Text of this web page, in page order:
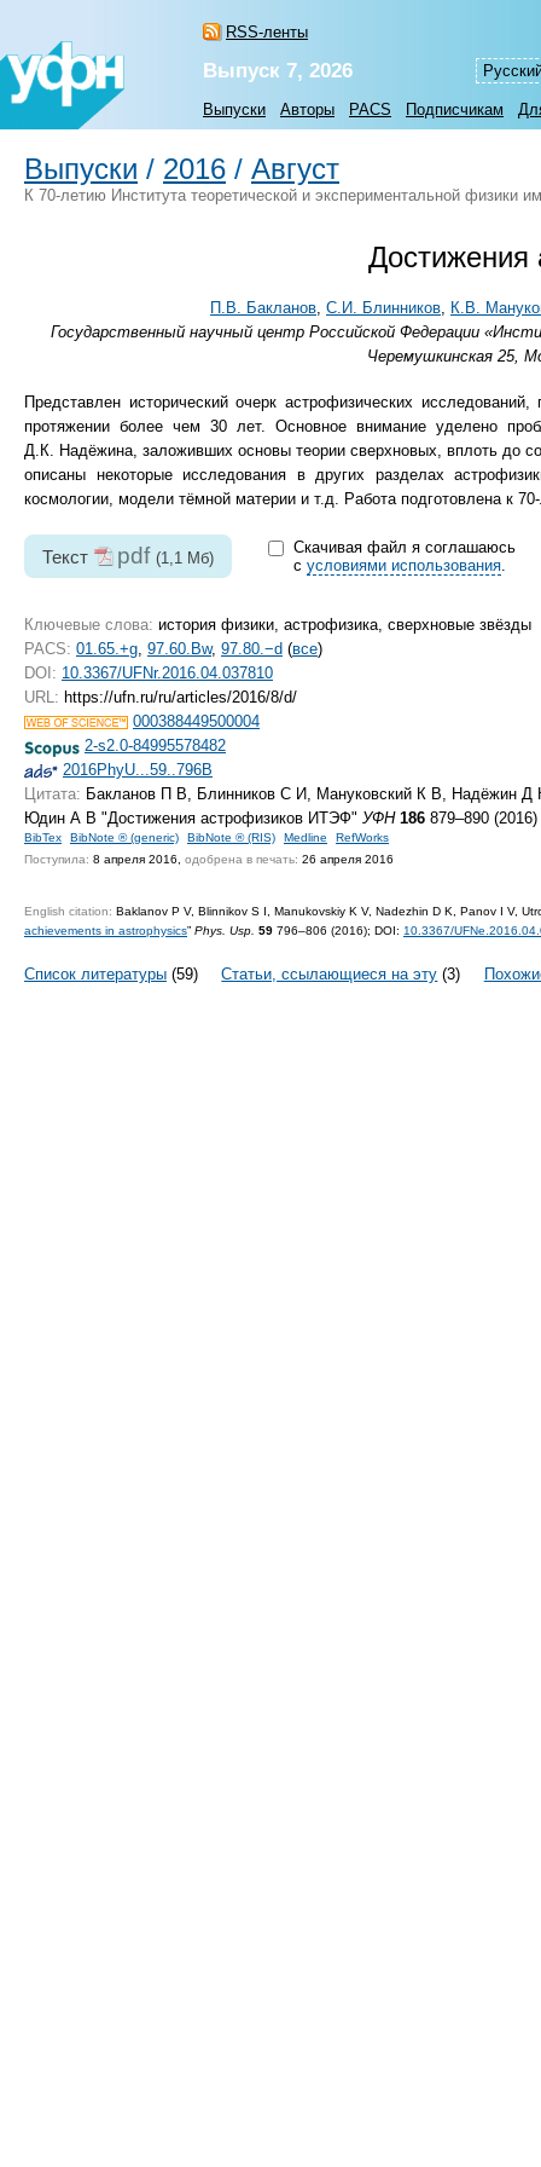
RSS-ленты
Выпуск 7, 2026
Выпуски Авторы PACS Подписчикам
Выпуски / 2016 / Август
К 70-летию Института теоретической и экспериментальной физики
П.В. Бакланов, С.И. Блинников, К.В.
Государственный научный центр Российской Федерации
Черемушкинская 25,
Представлен исторический очерк астрофизических
протяжении более чем 30 лет. Основное внимание уделено
Д.К. Надёжина, заложивших основы теории сверхновых, вплоть до
описаны некоторые исследования в других разделах
космологии, модели тёмной материи и т.д. Работа подготовлена к
Текст pdf (1,1 Мб)
Скачивая файл я соглашаюсь
с условиями использования.
Ключевые слова: история физики, астрофизика, сверхновые звёзды
PACS: 01.65.+g 97.60.Bw, 97.80.−d (все)
DOI: 10.3367/UFNr.2016.04.037810
URL: https://ufn.ru/ru/articles/2016/8/d/
000388449500004
2-s2.0-84995578482
2016PhyU...59..796B
Цитата: Бакланов П В, Блинников С И, Мануковский К В, Надёжин
Юдин А В "Достижения астрофизиков ИТЭФ" УФН 186 879–890 (2016)
BibTex BibNote ® (generic) BibNote ® (RIS) Medline
RefWorks
Поступила: 8 апреля 2016, одобрена в печать: 26 апреля 2016
English citation: Baklanov P V, Blinnikov S I, Manukovskiy K V, Nadezhin D K, Panov I V,
achievements in astrophysics” Phys. Usp. 59 796–806 (2016); DOI: 10.3367/
Список литературы (59) Статьи, ссылающиеся на эту (3)